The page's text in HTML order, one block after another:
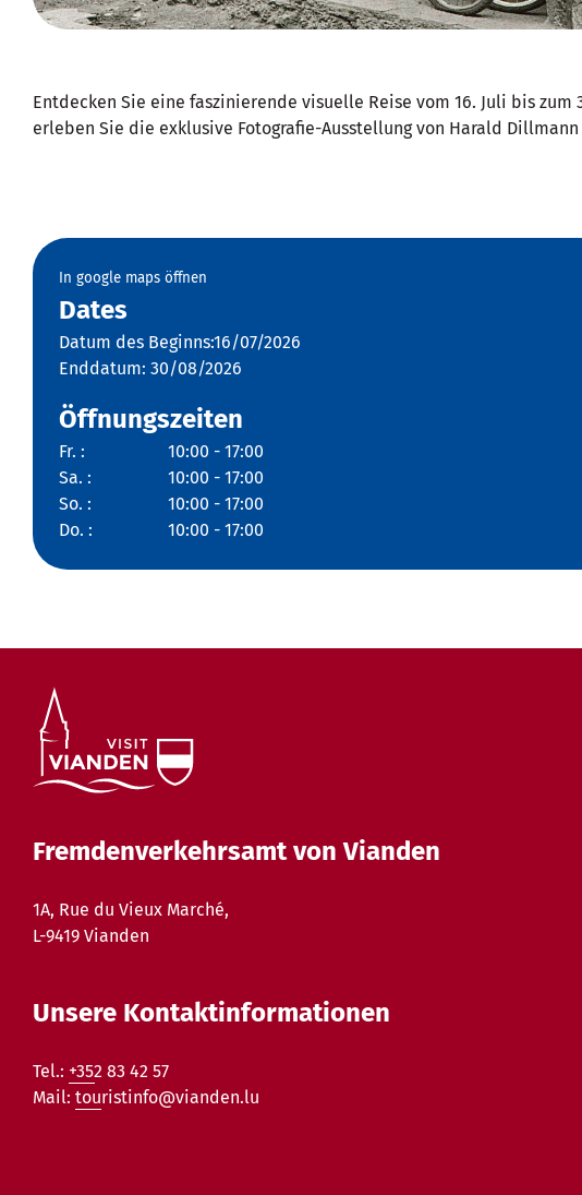
Entdecken Sie eine faszinierende visuelle Reise vom 16. Juli bis zum
erleben Sie die exklusive Fotografie-Ausstellung von Harald
In google maps öffnen
Dates
Datum des Beginns:16/07/2026
Enddatum: 30/08/2026
Öffnungszeiten
Fr. :
10:00 - 17:00
Sa. :
10:00 - 17:00
So. :
10:00 - 17:00
Do. :
10:00 - 17:00
Fremdenverkehrsamt von Vianden
1A, Rue du Vieux Marché,
L-9419 Vianden
Unsere Kontaktinformationen
Tel.: +352 83 42 57
Mail: touristinfo@vianden.lu